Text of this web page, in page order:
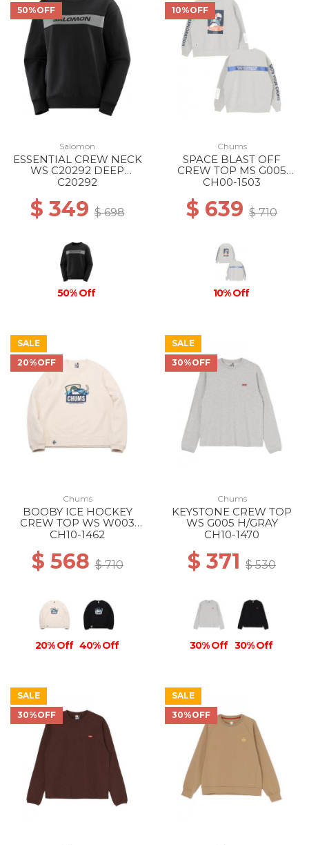
50%OFF
Salomon
ESSENTIAL CREW NECK
WS C20292 DEEP
BK/QUIET
C20292
$ 349$ 698
50% Off
10%OFF
Chums
SPACE BLAST OFF
CREW TOP MS G005
H/GRAY
CH00-1503
$ 639 $ 710
10% Off
SALE
20%OFF
Chums
BOOBY ICE HOCKEY
CREW TOP WS W003
H/NATURAL
CH10-1462
$ 568$ 710
20% Off 40% Off
SALE
30%OFF
Chums
KEYSTONE CREW TOP
WS G005 H/GRAY
CH10-1470
$ 371 $ 530
30% Off 30% Off
SALE
30%OFF
SALE
30%OFF